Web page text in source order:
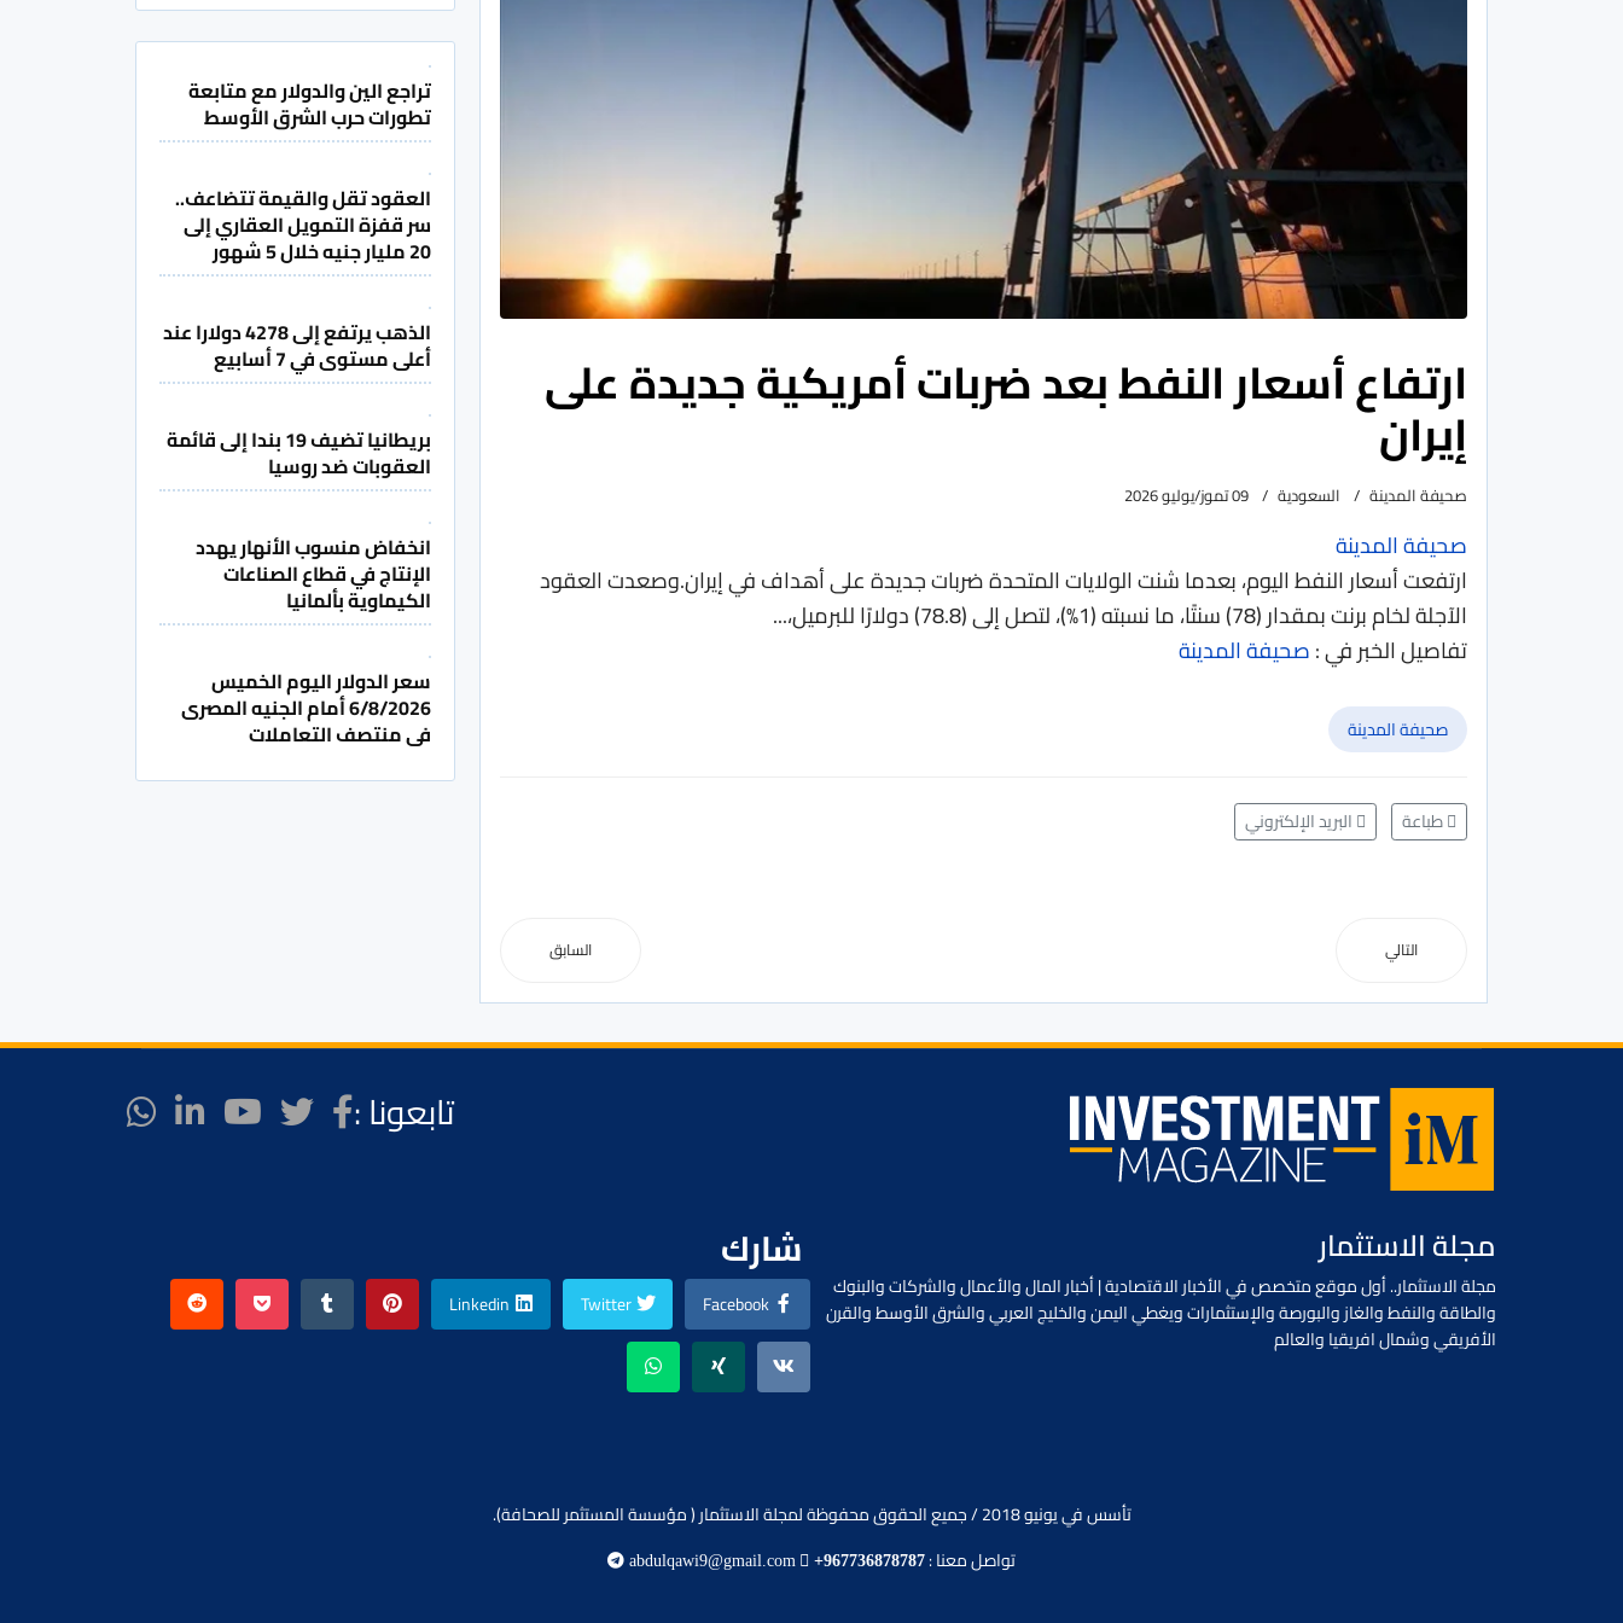
ارتفاع أسعار النفط بعد ضربات أمريكية جديدة على
إيران
صحيفة المدينة السعودية 09 تموز/يوليو 2026
صحيفة المدينة
ارتفعت أسعار النفط اليوم، بعدما شنت الولايات المتحدة ضربات جديدة على أهداف في إيران.وصعدت العقود
الآجلة لخام برنت بمقدار (78) سنتًا، ما نسبته (1%)، لتصل إلى (78.8) دولارًا للبرميل،...
تفاصيل الخبر في :صحيفة المدينة
صحيفة المدينة
طباعة البريد الإلكتروني
السابق التالي
تراجع الين والدولار مع متابعة
تطورات حرب الشرق الأوسط
العقود تقل والقيمة تتضاعف..
سر قفزة التمويل العقاري إلى
20 مليار جنيه خلال 5 شهور
الذهب يرتفع إلى 4278 دولارا عند
أعلى مستوى في 7 أسابيع
بريطانيا تضيف 19 بندا إلى قائمة
العقوبات ضد روسيا
انخفاض منسوب الأنهار يهدد
الإنتاج في قطاع الصناعات
الكيماوية بألمانيا
سعر الدولار اليوم الخميس
6/8/2026 أمام الجنيه المصرى
فى منتصف التعاملات
تابعونا :
مجلة الاستثمار
مجلة الاستثمار.. أول موقع متخصص في الأخبار الاقتصادية | أخبار المال والأعمال والشركات والبنوك
والطاقة والنفط والغاز والبورصة والإستثمارات ويغطي اليمن والخليج العربي والشرق الأوسط والقرن
الأفريقي وشمال افريقيا والعالم
شارك
Facebook
Twitter
Linkedin
تأسس في يونيو 2018 / جميع الحقوق محفوظة لمجلة الاستثمار ( مؤسسة المستثمر للصحافة).
تواصل معنا : +967736878787
abdulqawi9@gmail.com